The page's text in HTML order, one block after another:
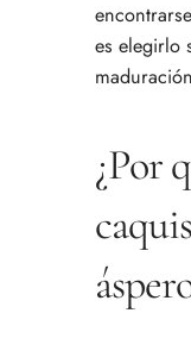
es elegirlo
¿Por